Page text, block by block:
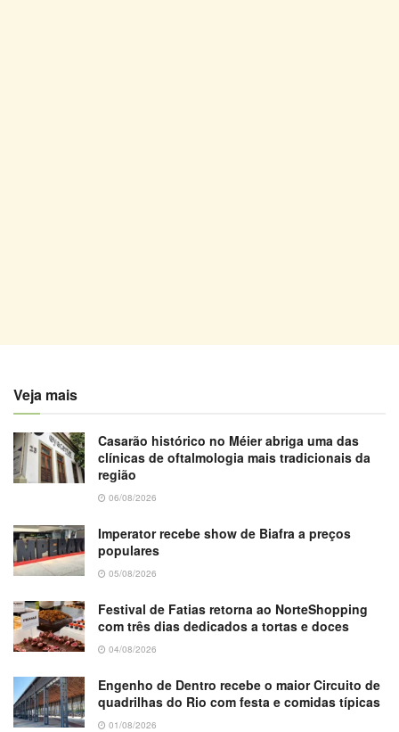
Veja mais
Casarão histórico no Méier abriga uma das
clínicas de oftalmologia mais tradicionais da
região
06/08/2026
Imperator recebe show de Biafra a preços
populares
05/08/2026
Festival de Fatias retorna ao NorteShopping
com três dias dedicados a tortas e doces
04/08/2026
Engenho de Dentro recebe o maior Circuito de
quadrilhas do Rio com festa e comidas típicas
01/08/2026